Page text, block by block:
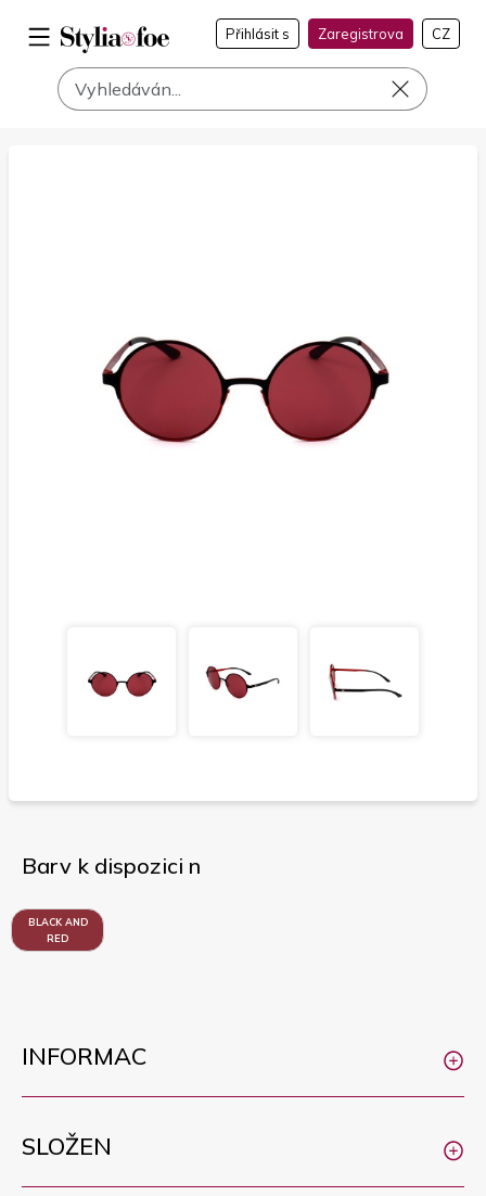
Přihlásit s Zaregistrova CZ
Barv k dispozici n
BLACK AND
RED
INFORMAC
SLOŽEN